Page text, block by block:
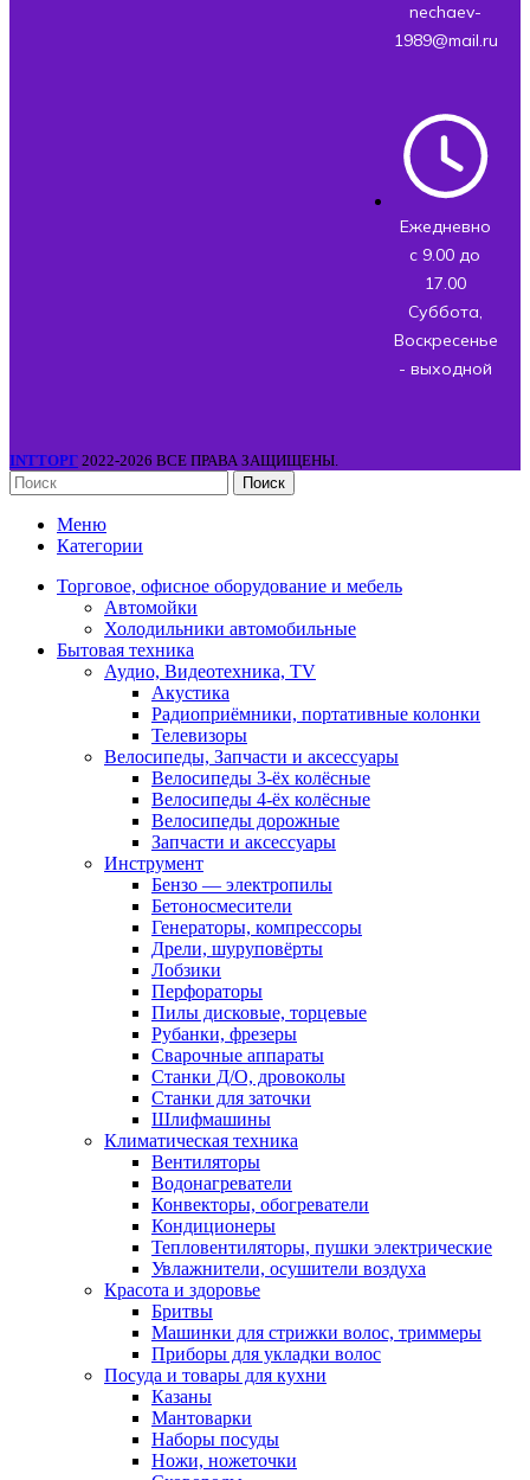
nechaev-
1989@mail.ru
Ежедневно
с 9.00 до
17.00
Суббота,
Воскресенье
- выходной
INTТОРГ 2022-2026 ВСЕ ПРАВА ЗАЩИЩЕНЫ.
Поиск
Меню
Категории
Торговое, офисное оборудование и мебель
Автомойки
Холодильники автомобильные
Бытовая техника
Аудио, Видеотехника, TV
Акустика
Радиоприёмники, портативные колонки
Телевизоры
Велосипеды, Запчасти и аксессуары
Велосипеды 3-ёх колёсные
Велосипеды 4-ёх колёсные
Велосипеды дорожные
Запчасти и аксессуары
Инструмент
Бензо — электропилы
Бетоносмесители
Генераторы, компрессоры
Дрели, шуруповёрты
Лобзики
Перфораторы
Пилы дисковые, торцевые
Рубанки, фрезеры
Сварочные аппараты
Станки Д/О, дровоколы
Станки для заточки
Шлифмашины
Климатическая техника
Вентиляторы
Водонагреватели
Конвекторы, обогреватели
Кондиционеры
Тепловентиляторы, пушки электрические
Увлажнители, осушители воздуха
Красота и здоровье
Бритвы
Машинки для стрижки волос, триммеры
Приборы для укладки волос
Посуда и товары для кухни
Казаны
Мантоварки
Наборы посуды
Ножи, ножеточки